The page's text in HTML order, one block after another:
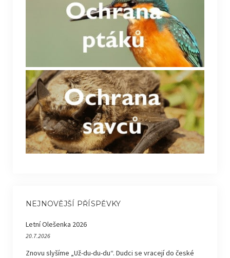
NEJNOVĚJŠÍ PŘÍSPĚVKY
Letní Olešenka 2026
20.7.2026
Znovu slyšíme „Už-du-du-du“. Dudci se vracejí do české